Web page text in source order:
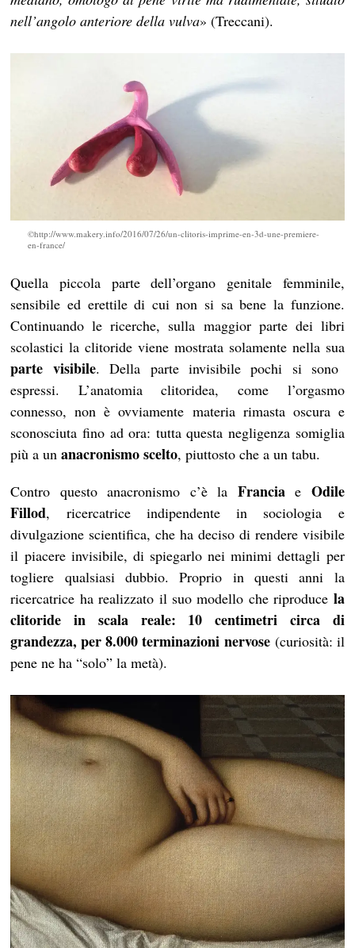
nell’angolo anteriore della vulva» (Treccani).
©http://www.makery.info/2016/07/26/un-clitoris-imprime-en-3d-une-premiere-
en-france/
Quella piccola parte dell’organo genitale femminile,
sensibile ed erettile di cui non si sa bene la funzione.
Continuando le ricerche, sulla maggior parte dei libri
scolastici la clitoride viene mostrata solamente nella sua
parte visibile. Della parte invisibile pochi si sono
espressi. L’anatomia clitoridea, come l’orgasmo
connesso, non è ovviamente materia rimasta oscura e
sconosciuta fino ad ora: tutta questa negligenza somiglia
più a unanacronismo scelto, piuttosto che a un tabu.
Contro questo anacronismo c’è la Franciae Odile
Fillod, ricercatrice indipendente in sociologia e
divulgazione scientifica, che ha deciso di rendere visibile
il piacere invisibile, di spiegarlo nei minimi dettagli per
togliere qualsiasi dubbio. Proprio in questi anni la
ricercatrice ha realizzato il suo modello che riproduce la
clitoride in scala reale: 10 centimetri circa di
grandezza, per 8.000 terminazioni nervose (curiosità: il
pene ne ha “solo” la metà).